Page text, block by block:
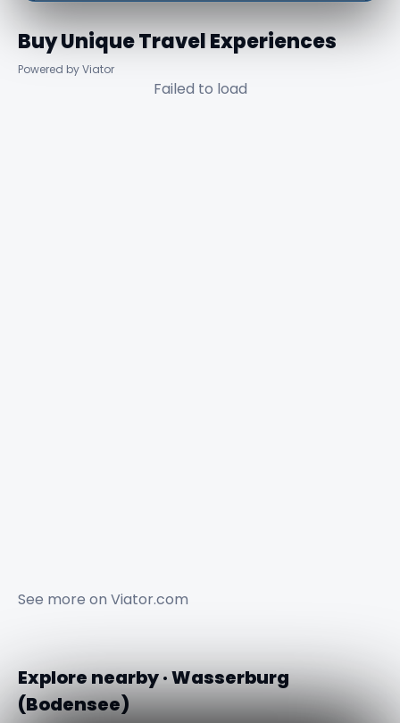
Buy Unique Travel Experiences
Powered by Viator
Failed to load
See more on Viator.com
Explore nearby · Wasserburg
(Bodensee)